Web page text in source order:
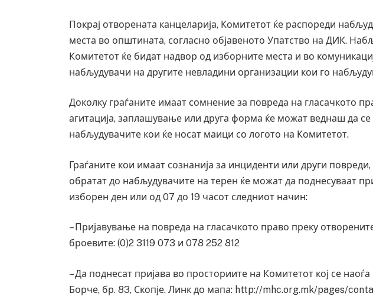
Покрај отворената канцеларија, Комитетот ќе распореди
места во општината, согласно објавеното Упатство на ДИК.
Комитетот ќе бидат надвор од изборните места и во
набљудувачи на другите невладини организации кои го
Доколку граѓаните имаат сомнение за повреда на гласачкото
агитација, заплашување или друга форма ќе можат веднаш да се
набљудувачите кои ќе носат маици со логото на Комитетот.
Граѓаните кои имаат сознанија за инциденти или други
обратат до набљудувачите на терен ќе можат да поднесуваат
изборен ден или од 07 до 19 часот следниот начин:
– Пријавување на повреда на гласачкото право преку
броевите: (0)2 3119 073 и 078 252 812
– Да поднесат пријава во просториите на Комитетот кој се
Борче, бр. 83, Скопје. Линк до мапа: http://mhc.org.mk/pages/